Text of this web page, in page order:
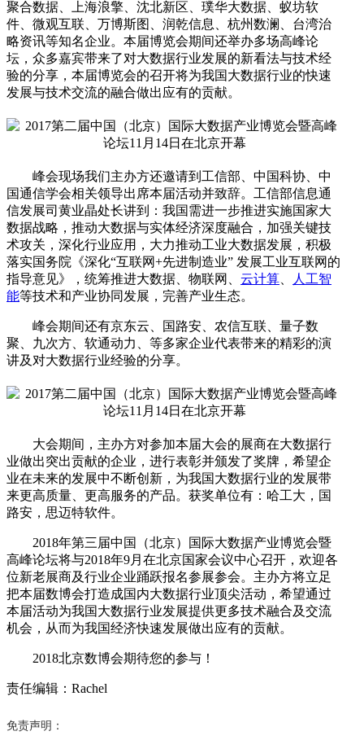
聚合数据、上海浪擎、沈北新区、璞华大数据、蚁坊软
件、微观互联、万博斯图、润乾信息、杭州数澜、台湾治
略资讯等知名企业。本届博览会期间还举办多场高峰论
坛，众多嘉宾带来了对大数据行业发展的新看法与技术经
验的分享，本届博览会的召开将为我国大数据行业的快速
发展与技术交流的融合做出应有的贡献。
峰会现场我们主办方还邀请到工信部、中国科协、中
国通信学会相关领导出席本届活动并致辞。工信部信息通
信发展司黄业晶处长讲到：我国需进一步推进实施国家大
数据战略，推动大数据与实体经济深度融合，加强关键技
术攻关，深化行业应用，大力推动工业大数据发展，积极
落实国务院《深化“互联网+先进制造业” 发展工业互联网的
指导意见》，统筹推进大数据、物联网、 云计算
人工智
能等技术和产业协同发展，完善产业生态。
峰会期间还有京东云、国路安、农信互联、量子数
聚、九次方、软通动力、等多家企业代表带来的精彩的演
讲及对大数据行业经验的分享。
大会期间，主办方对参加本届大会的展商在大数据行
业做出突出贡献的企业，进行表彰并颁发了奖牌，希望企
业在未来的发展中不断创新，为我国大数据行业的发展带
来更高质量、更高服务的产品。获奖单位有：哈工大，国
路安，思迈特软件。
2018年第三届中国（北京）国际大数据产业博览会暨
高峰论坛将与2018年9月在北京国家会议中心召开，欢迎各
位新老展商及行业企业踊跃报名参展参会。主办方将立足
把本届数博会打造成国内大数据行业顶尖活动，希望通过
本届活动为我国大数据行业发展提供更多技术融合及交流
机会，从而为我国经济快速发展做出应有的贡献。
2018北京数博会期待您的参与！
责任编辑：Rachel
免责声明：